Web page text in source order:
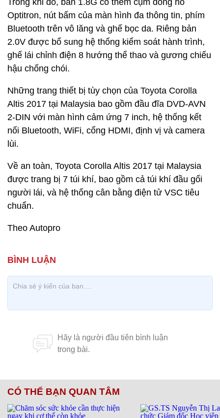
Optitron, nút bấm của màn hình đa thông tin, phím
Bluetooth trên vô lăng và ghế bọc da. Riêng bản
2.0V được bổ sung hệ thống kiểm soát hành trình,
ghế lái chỉnh điện 8 hướng thể thao và gương chiếu
hậu chống chói.
Những trang thiết bị tùy chọn của Toyota Corolla
Altis 2017 tại Malaysia bao gồm đầu đĩa DVD-AVN
2-DIN với màn hình cảm ứng 7 inch, hệ thống kết
nối Bluetooth, WiFi, cổng HDMI, định vị và camera
lùi.
Về an toàn, Toyota Corolla Altis 2017 tại Malaysia
được trang bị 7 túi khí, bao gồm cả túi khí đầu gối
người lái, và hệ thống cân bằng điện tử VSC tiêu
chuẩn.
Theo Autopro
CÓ THỂ BẠN QUAN TÂM